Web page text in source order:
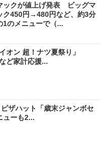
ックが値上げ発表 ビッグマ
ク450円→480円など、約3分
1のメニューで（...
オン 超！ナツ夏祭り」
ど家計応援...
ザハット「歳末ジャンボセ
ーも2...